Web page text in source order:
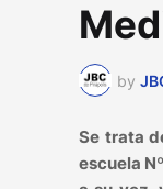
by
Se trata
escuela